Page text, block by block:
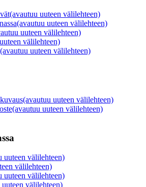
(avautuu uuteen välilehteen)
(avautuu uuteen välilehteen)
uuteen välilehteen)
välilehteen)
(avautuu uuteen välilehteen)
(avautuu uuteen välilehteen)
(avautuu uuteen välilehteen)
uuteen välilehteen)
välilehteen)
uuteen välilehteen)
välilehteen)